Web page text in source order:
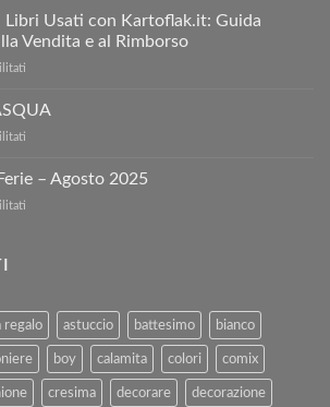
Risparmia:
sconto
Libri Usati con Kartoflak.it: Guida
Vendita e al Rimborso
i
tuoi
con
Rimborso
PASQUA
– Agosto 2025
2025
regalo astuccio battesimo bianco
boy calamita colori comix
cresima decorare decorazione